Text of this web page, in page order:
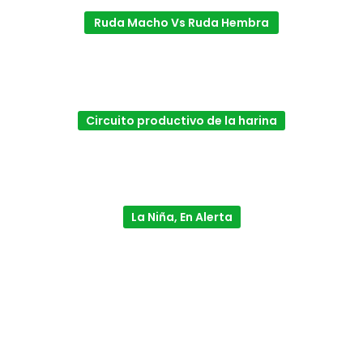
Ruda Macho Vs Ruda Hembra
Circuito productivo de la harina
La Niña, En Alerta